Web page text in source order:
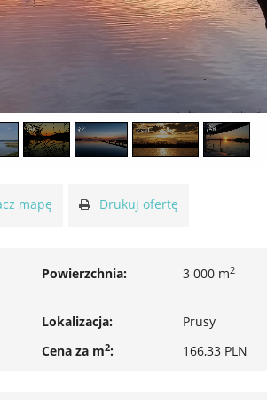
mapę Drukuj ofertę
Powierzchnia: 3 000 m2
Lokalizacja:
Prusy
Cena za m2: 166,33 PLN